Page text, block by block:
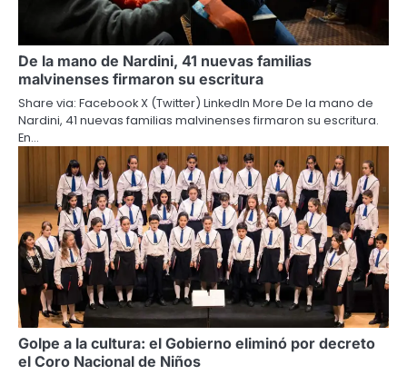
De la mano de Nardini, 41 nuevas familias
malvinenses firmaron su escritura
Share via: Facebook X (Twitter) LinkedIn More De la mano de
Nardini, 41 nuevas familias malvinenses firmaron su escritura.
En…
Golpe a la cultura: el Gobierno eliminó por decreto
el Coro Nacional de Niños